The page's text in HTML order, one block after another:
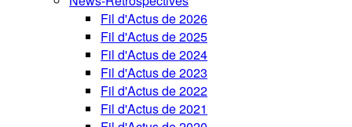
Fil d'Actus de 2026
Fil d'Actus de 2025
Fil d'Actus de 2024
Fil d'Actus de 2023
Fil d'Actus de 2022
Fil d'Actus de 2021